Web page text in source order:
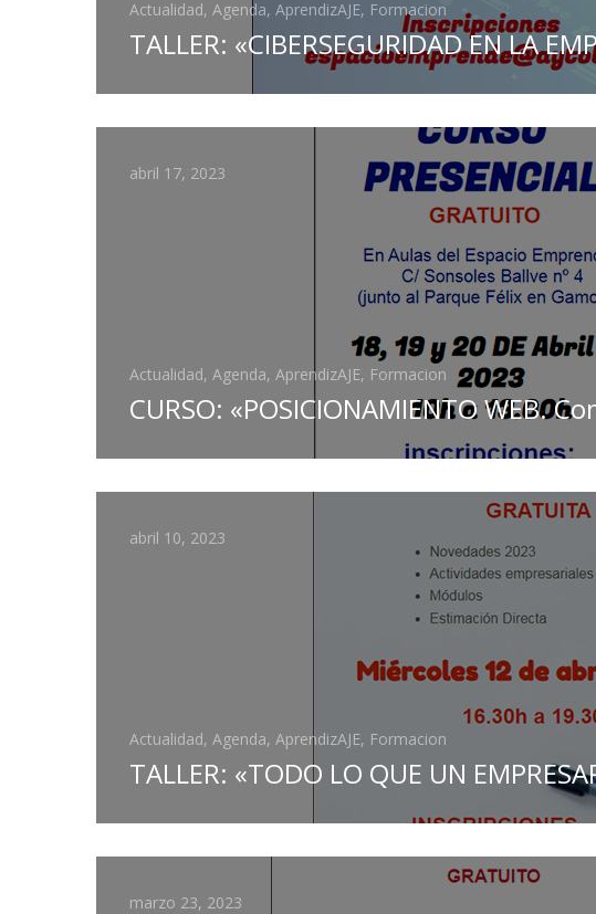
Actualidad, Agenda, AprendizAJE, Formacion
TALLER: «CIBERSEGURIDAD EN LA
abril 17, 2023
Actualidad, Agenda, AprendizAJE, Formacion
CURSO: «POSICIONAMIENTO WEB.
abril 10, 2023
Actualidad, Agenda, AprendizAJE, Formacion
TALLER: «TODO LO QUE UN
marzo 23, 2023